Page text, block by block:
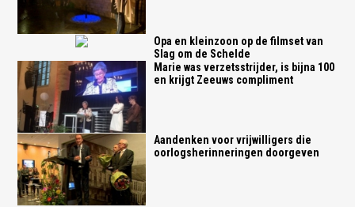
Opa en kleinzoon op de filmset van
Slag om de Schelde
Marie was verzetsstrijder, is bijna 100
en krijgt Zeeuws compliment
Aandenken voor vrijwilligers die
oorlogsherinneringen doorgeven